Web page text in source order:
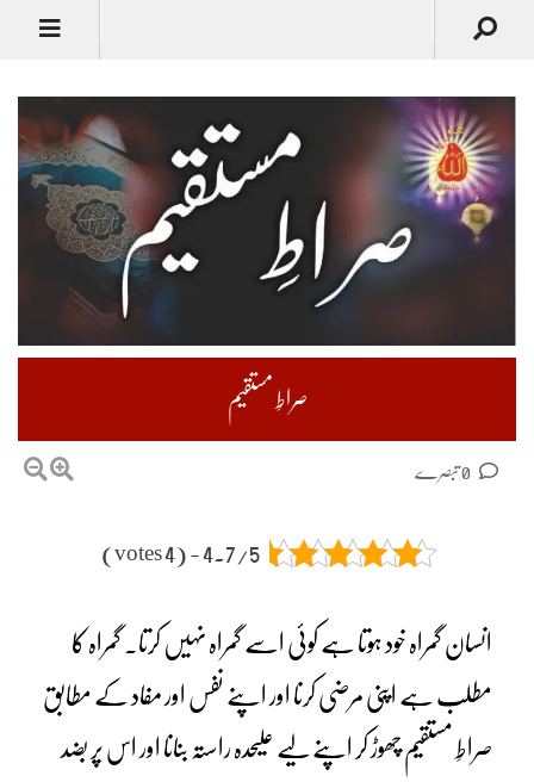
صراطِ مستقیم
4.7/5 - (4 votes)
انسان گمراہ خود ہوتا ہے کوئی اسے گمراہ نہیں کرتا۔ گمراہ کا
مطلب ہے اپنی مرضی کرنا اور اپنے نفس اور مفاد کے مطابق
صراطِ مستقیم چھوڑ کر اپنے لیے علیحدہ راستہ بنانا اور اس پر بضد